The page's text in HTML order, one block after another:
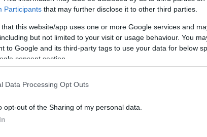
Participants that may further disclose it to other third parties.
that this website/app uses one or more Google services and
but not limited to your visit or usage behaviour. You
to Google and its third-party tags to use your data for below
consent section.
Data Processing Opt Outs
opt-out of the Sharing of my personal data.
των δασικών πυρκαγιών
Αμπελοκήπων – Μενεμένης Άρχισε και φέτος,
οργάνωση του κρατικού μηχανισμού προς